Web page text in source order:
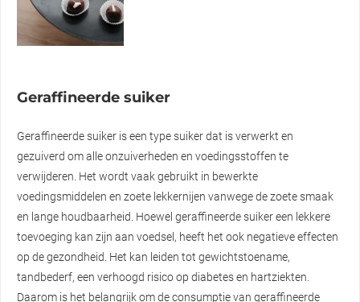
Geraffineerde suiker
Geraffineerde suiker is een type suiker dat is verwerkt en
gezuiverd om alle onzuiverheden en voedingsstoffen te
verwijderen. Het wordt vaak gebruikt in bewerkte
voedingsmiddelen en zoete lekkernijen vanwege de zoete smaak
en lange houdbaarheid. Hoewel geraffineerde suiker een lekkere
toevoeging kan zijn aan voedsel, heeft het ook negatieve effecten
op de gezondheid. Het kan leiden tot gewichtstoename,
tandbederf, een verhoogd risico op diabetes en hartziekten.
Daarom is het belangrijk om de consumptie van geraffineerde